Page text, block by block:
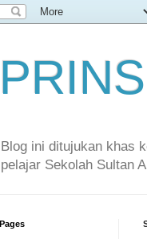
Blog ini ditujukan khas
pelajar Sekolah Sultan
Pages